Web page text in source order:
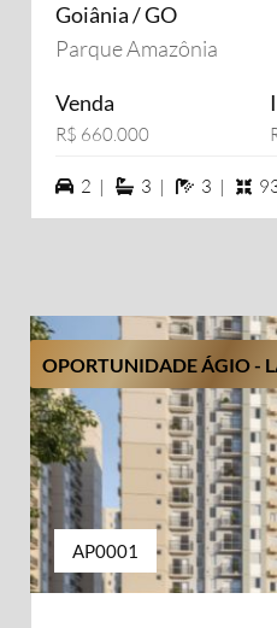
Goiânia / GO
Parque Amazônia
Venda
R$ 660.000
2 vagas na garagem
2 | 3 suítes
3 | 33 |
OPORTUNIDADE ÁGIO -
AP0001